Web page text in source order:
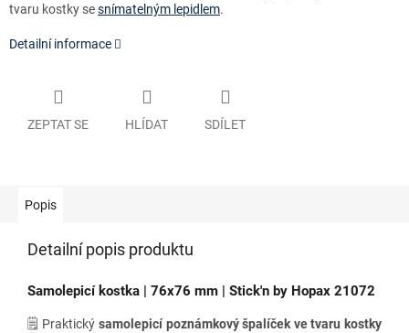
tvaru kostky sesnímatelným lepidlem.
Detailní informace
ZEPTAT SE HLÍDAT SDÍLET
Popis
Detailní popis produktu
Samolepicí kostka | 76x76 mm | Stick'n by Hopax 21072
🗒️ Praktický samolepicí poznámkový špalíček ve tvaru kostky